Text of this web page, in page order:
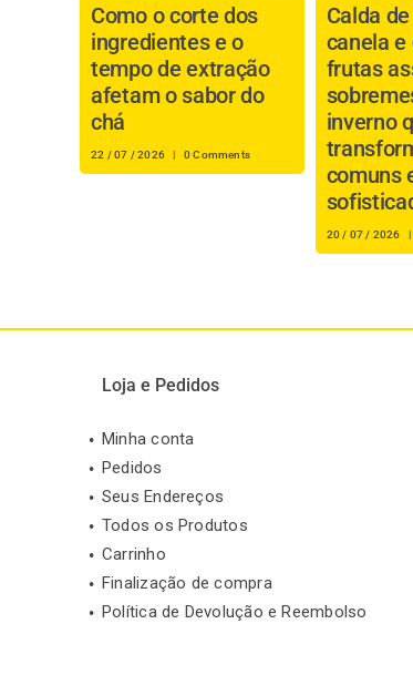
Como o corte dos
ingredientes e o
tempo de extração
afetam o sabor do
chá
22 / 07 / 2026 | 0 Comments
Calda
canela e
frutas
inverno
comuns
20 / 07 / 2026 |
Loja e Pedidos
Minha conta
Pedidos
Seus Endereços
Todos os Produtos
Carrinho
Finalização de compra
Política de Devolução e Reembolso